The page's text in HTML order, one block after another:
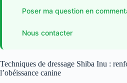
Poser ma question en
Nous contacter
Techniques de dressage Shiba Inu :
l’obéissance canine